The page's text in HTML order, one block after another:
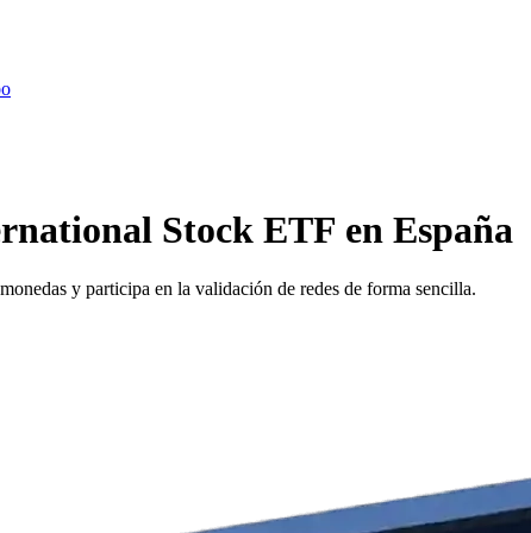
Stock ETF en España
y participa en la validación de redes de forma sencilla.